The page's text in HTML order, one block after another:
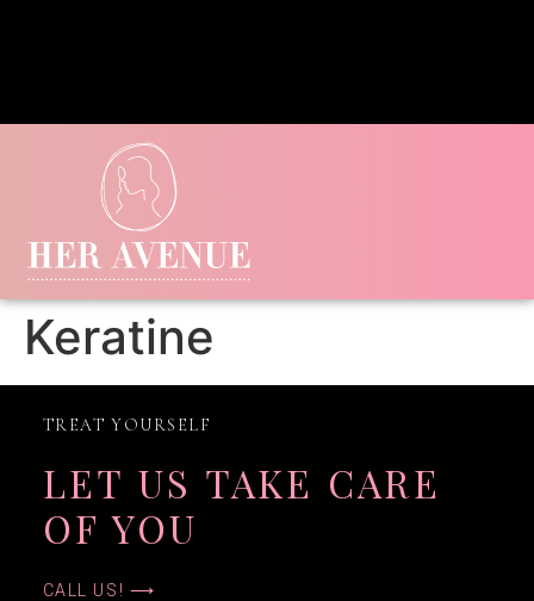
Keratine
TREAT YOURSELF
LET US TAKE CARE
OF YOU
CALL US! ⟶